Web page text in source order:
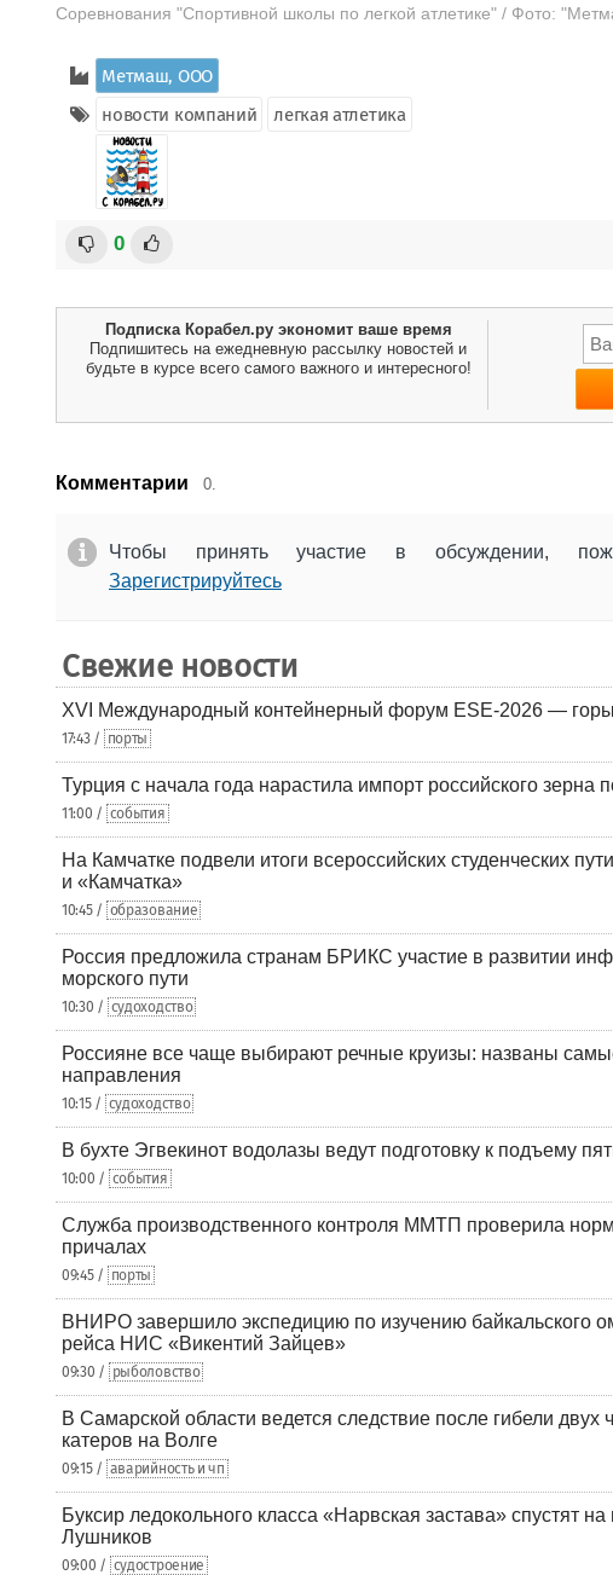
Соревнования "Спортивной школы по легкой атлетике" / Фото:
Метмаш, ООО
новости компаний
легкая атлетика
0
Подписка Корабел.ру экономит ваше время
Подпишитесь на ежедневную рассылку новостей и
будьте в курсе всего самого важного и интересного!
Комментарии 0.
Чтобы принять участие в обсуждении,
Зарегистрируйтесь
Свежие новости
XVI Международный контейнерный форум ESE-2026 —
17:43 / порты
Турция с начала года нарастила импорт российского зерна
11:00 / события
На Камчатке подвели итоги всероссийских студенческих
и «Камчатка»
10:45 / образование
Россия предложила странам БРИКС участие в развитии
морского пути
10:30 / судоходство
Россияне все чаще выбирают речные круизы: названы
направления
10:15 / судоходство
В бухте Эгвекинот водолазы ведут подготовку к подъему
10:00 / события
Служба производственного контроля ММТП проверила
причалах
09:45 / порты
ВНИРО завершило экспедицию по изучению байкальского
рейса НИС «Викентий Зайцев»
09:30 / рыболовство
В Самарской области ведется следствие после гибели двух
катеров на Волге
09:15 / аварийность и чп
Буксир ледокольного класса «Нарвская застава» спустят
Лушников
09:00 / судостроение